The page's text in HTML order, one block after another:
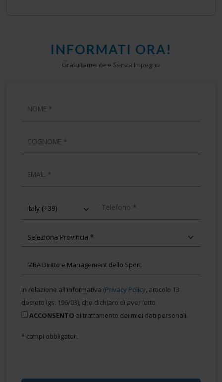
INFORMATI ORA!
Gratuitamente e Senza Impegno
NOME
COGNOME
EMAIL
TELEFONO
In relazione all'informativa (Privacy Policy, articolo 13
decreto lgs. 196/03), che dichiaro di aver letto
ACCONSENTO al trattamento dei miei dati personali.
* campi obbligatori